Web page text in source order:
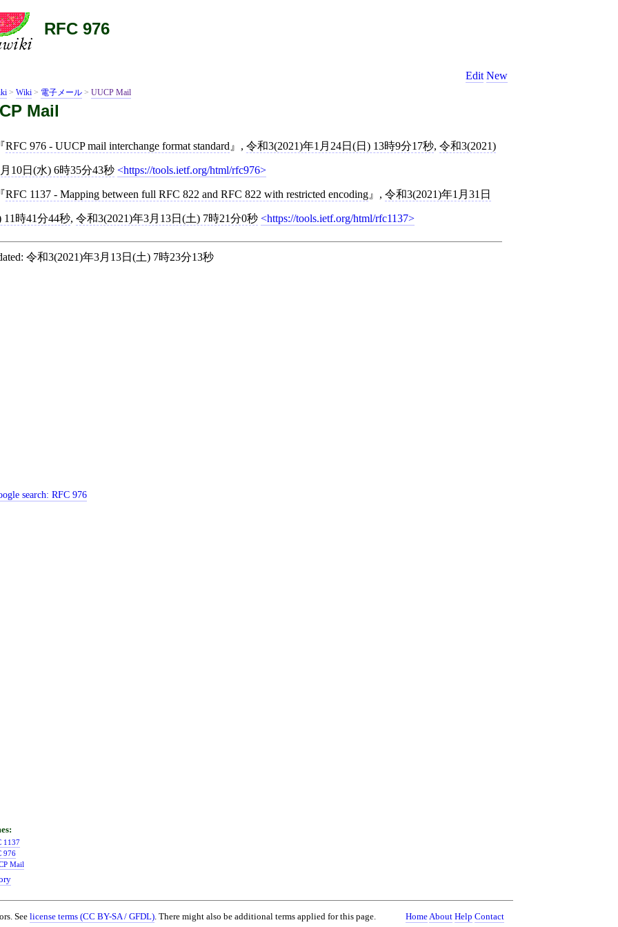
RFC 976
Edit New
> Wiki > 電子メール > UUCP Mail
Mail
RFC 976 - UUCP mail interchange format standard , 令和3(2021)年1月24日(日) 13時9分17秒, 令和3(2021)
10日(水) 6時35分43秒 https://tools.ietf.org/html/rfc976
RFC 1137 - Mapping between full RFC 822 and RFC 822 with restricted encoding , 令和3(2021)年1月31日
11時41分44秒, 令和3(2021)年3月13日(土) 7時21分0秒 https://tools.ietf.org/html/rfc1137
令和3(2021)年3月13日(土) 7時23分13秒
search:RFC 976
1137
976
Mail
See license terms (CC BY-SA / GFDL) . There might also be additional terms applied for this page. Home About Help Contact